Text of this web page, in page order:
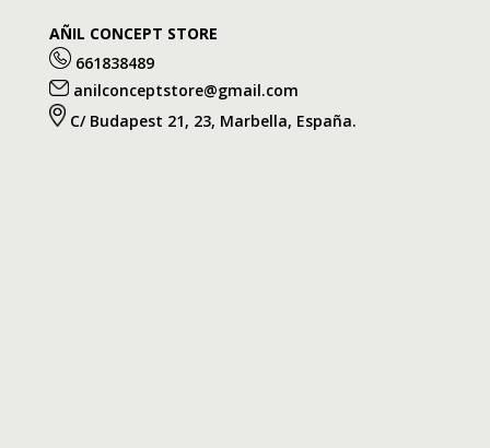
AÑIL CONCEPT STORE
661838489
anilconceptstore@gmail.com
C/ Budapest 21, 23, Marbella, España.